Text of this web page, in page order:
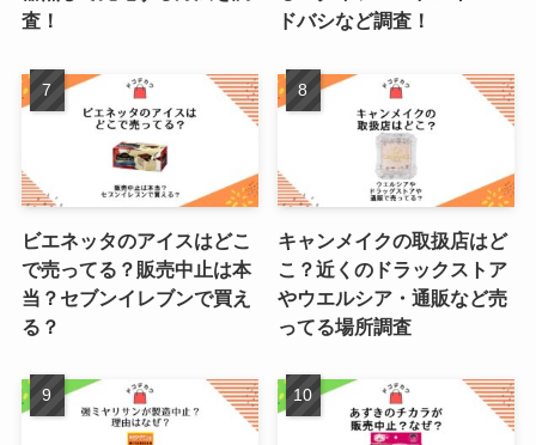
査！
ドバシなど調査！
ビエネッタのアイスはどこ
で売ってる？販売中止は本
当？セブンイレブンで買え
る？
キャンメイクの取扱店はど
こ？近くのドラックストア
やウエルシア・通販など売
ってる場所調査